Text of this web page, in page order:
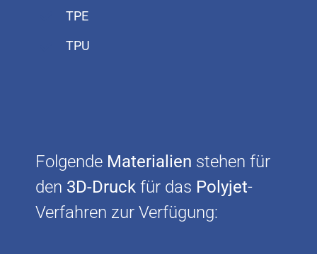
TPE
TPU
Folgende Materialien stehen für
den 3D-Druck für das Polyjet-
Verfahren zur Verfügung: